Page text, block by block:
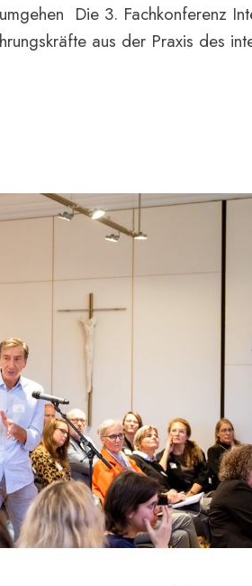
Die 3. Fachkonferenz
aus der Praxis des